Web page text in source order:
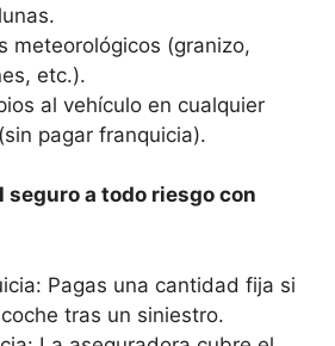
meteorológicos (granizo,
etc.).
al vehículo en cualquier
pagar franquicia).
seguro a todo riesgo con
Pagas una cantidad fija si
tras un siniestro.